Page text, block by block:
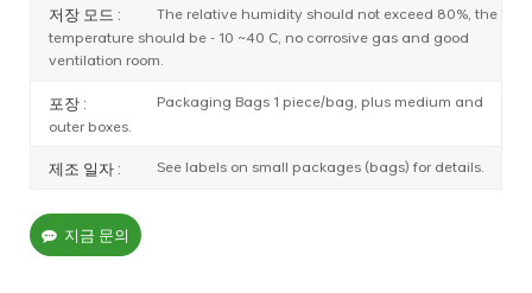
저장 모드 :
The relative humidity should not exceed 80%, the
temperature should be - 10 ~40 C, no corrosive gas and good
ventilation room.
포장 :
Packaging Bags 1 piece/bag, plus medium and
outer boxes.
제조 일자 : See labels on small packages (bags) for details.
지금 문의